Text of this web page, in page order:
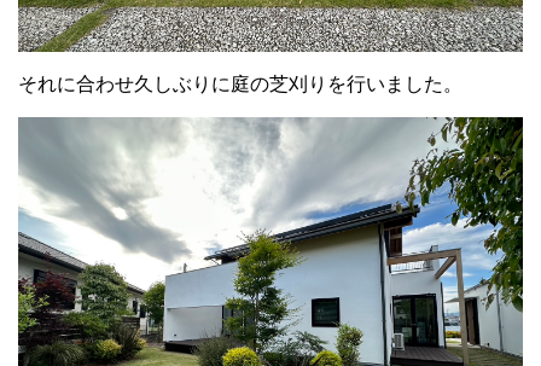
それに合わせ久しぶりに庭の芝刈りを行いました。